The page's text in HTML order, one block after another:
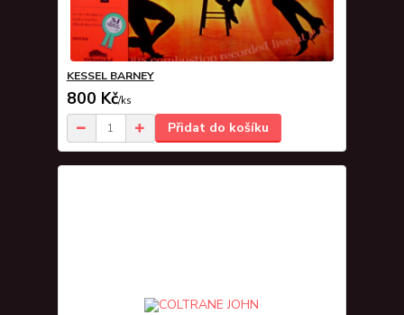
KESSEL BARNEY
800 Kč/ks
Přidat do košíku